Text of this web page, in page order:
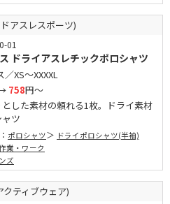
アスレスポーツ)
01
ドライアスレチックポロシャツ
XS～XXXXL
758円～
とした素材の頼れる1枚。ドライ素材
ツ
ポロシャツ ドライポロシャツ(半袖)
業・ワーク
ズ
ティブウェア)